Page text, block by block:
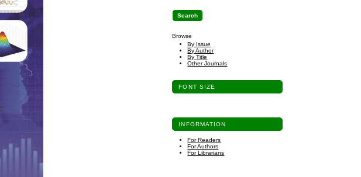
Browse
By Issue
By Author
By Title
Other Journals
FONT SIZE
INFORMATION
For Readers
For Authors
For Librarians